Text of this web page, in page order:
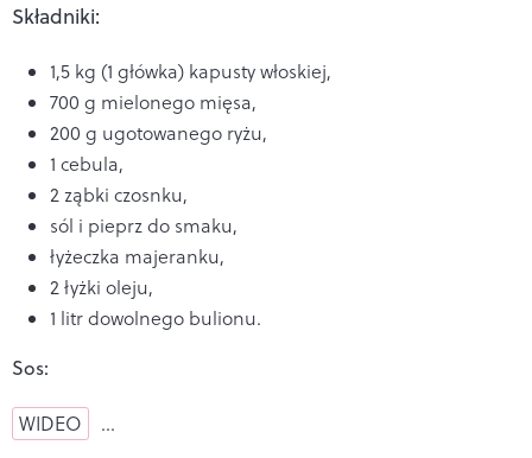
Składniki:
1,5 kg (1 główka) kapusty włoskiej,
700 g mielonego mięsa,
200 g ugotowanego ryżu,
1 cebula,
2 ząbki czosnku,
sól i pieprz do smaku,
łyżeczka majeranku,
2 łyżki oleju,
1 litr dowolnego bulionu.
Sos:
WIDEO …